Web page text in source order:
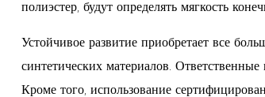
полиэстер, будут определять мягкость
Устойчивое развитие приобретает все
синтетических материалов.
Кроме того, использование